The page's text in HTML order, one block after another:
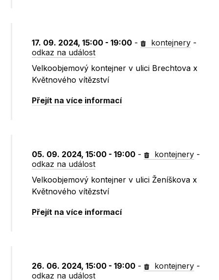
17. 09. 2024, 15:00 - 19:00 - kontejnery -
odkaz na událost
Velkoobjemový kontejner v ulici Brechtova x
Květnového vítězství
Přejít na více informací
05. 09. 2024, 15:00 - 19:00 - kontejnery -
odkaz na událost
Velkoobjemový kontejner v ulici Ženíškova x
Květnového vítězství
Přejít na více informací
26. 06. 2024, 15:00 - 19:00 - kontejnery -
odkaz na událost